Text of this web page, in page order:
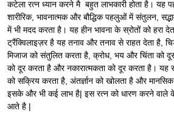
कटेला रत्न ध्यान करने मै बहुत लाभकारी होता है। यह
शारीरिक, भावनात्मक और बौद्धिक पहलुओं में संतुलन,
में भी मदद करता है। यह हीन भावना के स्रोतों को हरा
ट्रैंक्विलाइज़र है यह तनाव और तनाव से राहत देता है,
मिजाज को संतुलित करता है, क्रोध, भय और चिंता को
को दूर करता है और नकारात्मकता को दूर करता है। यह
को सक्रिय करता है, अंतर्ज्ञान को खोलता है और
इसके और भी कई लाभ है| इस रत्न को धारण करने वाले के
आते है |